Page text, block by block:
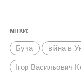
МІТКИ:
Буча війна в
Ігор Васильович